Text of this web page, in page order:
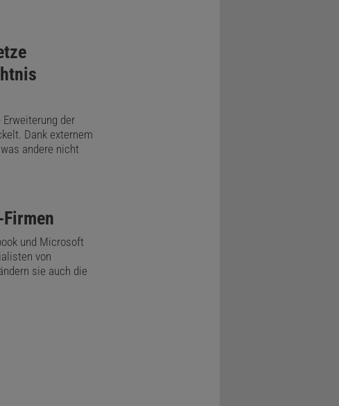
Griff
auf
zu öffnen
wie? Er hatte
der
Gehirns
Gehirn. Statt
konnte er
die
Erweiterung der
Dank externem
andere nicht
und Microsoft
von
sie auch die